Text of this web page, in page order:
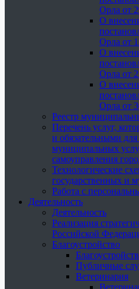
Орла от
О
Орла от
О
Орла от
О
Орла от
Реестр
Перечень услуг,
и обязательными
муниципальных
самоуправления
Технологические
государственных
Работа с
Деятельность
Деятельность
Реализация
Российской
Благоустройство
Публичные
Ветеринария